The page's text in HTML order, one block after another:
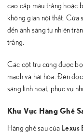
cao cấp màu trắng hoặc
không gian nội thất. Cửa
đến ánh sáng tự nhiên
trắng.
Các cột trụ cũng được
mạch và hài hòa. Đèn
sáng linh hoạt, phục vụ
Khu Vực Hàng Ghế
Hàng ghế sau của Lexus